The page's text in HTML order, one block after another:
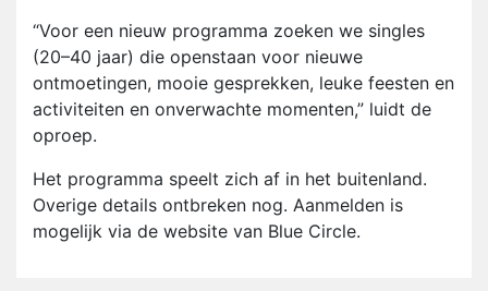
“Voor een nieuw programma zoeken we singles
(20–40 jaar) die openstaan voor nieuwe
ontmoetingen, mooie gesprekken, leuke feesten en
activiteiten en onverwachte momenten,” luidt de
oproep.
Het programma speelt zich af in het buitenland.
Overige details ontbreken nog. Aanmelden is
mogelijk via de website van Blue Circle.